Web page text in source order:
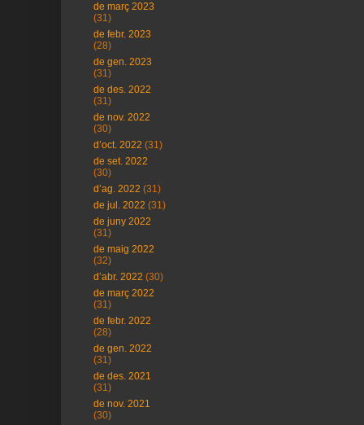
de març 2023
(31)
de febr. 2023
(28)
de gen. 2023
(31)
de des. 2022
(31)
de nov. 2022
(30)
d’oct. 2022 (31)
de set. 2022
(30)
d’ag. 2022 (31)
de jul. 2022 (31)
de juny 2022
(31)
de maig 2022
(32)
d’abr. 2022 (30)
de març 2022
(31)
de febr. 2022
(28)
de gen. 2022
(31)
de des. 2021
(31)
de nov. 2021
(30)